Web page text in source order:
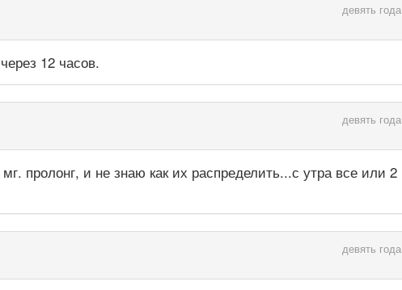
девять
12 часов.
девять
пролонг, и не знаю как их распределить...с утра все или 2
девять